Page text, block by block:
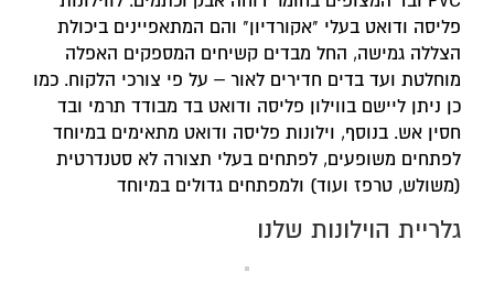
פליסה ודואט בעלי "אקורדיון" והם המתאפיינים ביכולת
הצללה גמישה, החל מבדים קשיחים המספקים האפלה
מוחלטת ועד בדים חדירים לאור – על פי צורכי הלקוח. כמו
כן ניתן ליישם בווילון פליסה ודואט בד מבודד תרמי ובד
חסין אש. בנוסף, וילונות פליסה ודואט מתאימים במיוחד
לפתחים משופעים, לפתחים בעלי תצורה לא סטנדרטית
(משולש, טרפז ועוד) ולמפתחים גדולים במיוחד
גלריית הוילונות שלנו